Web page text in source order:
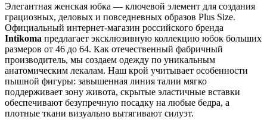
Элегантная женская юбка — ключевой элемент для создания
грациозных, деловых и повседневных образов Plus Size.
Официальный интернет-магазин российского бренда
Intikoma предлагает эксклюзивную коллекцию юбок больших
размеров от 46 до 64. Как отечественный фабричный
производитель, мы создаем одежду по уникальным
анатомическим лекалам. Наш крой учитывает особенности
пышной фигуры: завышенная линия талии мягко
поддерживает зону живота, скрытые эластичные вставки
обеспечивают безупречную посадку на любые бедра, а
плотные ткани визуально вытягивают силуэт.